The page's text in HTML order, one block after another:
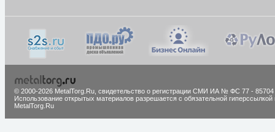
© 2000-2026 MetalTorg.Ru, cвидетельство о регистрации СМИ ИА № ФС 77 - 85704
Использование открытых материалов разрешается с обязательной гиперссылкой
MetalTorg.Ru